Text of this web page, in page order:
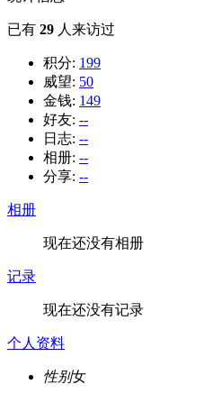
已有 29 人来访过
积分: 199
威望: 50
金钱: 149
好友: --
日志: --
相册: --
分享: --
相册
现在还没有相册
记录
现在还没有记录
个人资料
性别女